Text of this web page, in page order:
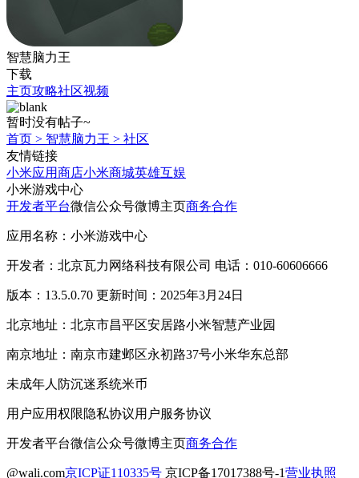
智慧脑力王
下载
主页攻略社区视频
暂时没有帖子~
首页 > 智慧脑力王 > 社区
友情链接
小米应用商店小米商城英雄互娱
小米游戏中心
开发者平台微信公众号微博主页商务合作
应用名称：小米游戏中心
开发者：北京瓦力网络科技有限公司 电话：010-60606666
版本：13.5.0.70 更新时间：2025年3月24日
北京地址：北京市昌平区安居路小米智慧产业园
南京地址：南京市建邺区永初路37号小米华东总部
未成年人防沉迷系统米币
用户应用权限隐私协议用户服务协议
开发者平台微信公众号微博主页商务合作
@wali.com京ICP证110335号 京ICP备17017388号-1营业执照